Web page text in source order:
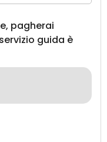
pagherai
guida è